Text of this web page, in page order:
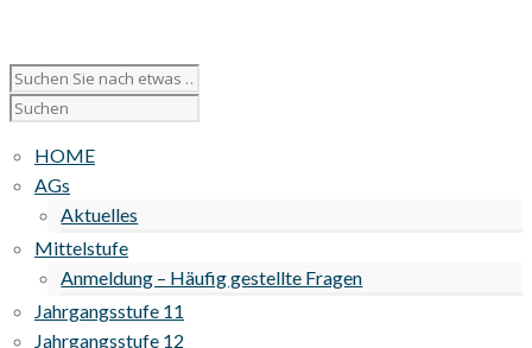
HOME
AGs
Aktuelles
Mittelstufe
Anmeldung – Häufig gestellte Fragen
Jahrgangsstufe 11
Jahrgangsstufe 12